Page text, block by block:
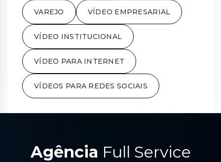
VAREJO VÍDEO EMPRESARIAL
VÍDEO INSTITUCIONAL
VÍDEO PARA INTERNET
VÍDEOS PARA REDES SOCIAIS
Agência Full Service